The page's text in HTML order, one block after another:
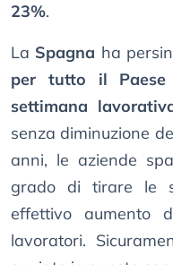
23%.
La Spagna ha
per tutto il Paese
settimana
senza diminuzione
anni, le aziende
grado di tirare le
effettivo aumento
lavoratori.